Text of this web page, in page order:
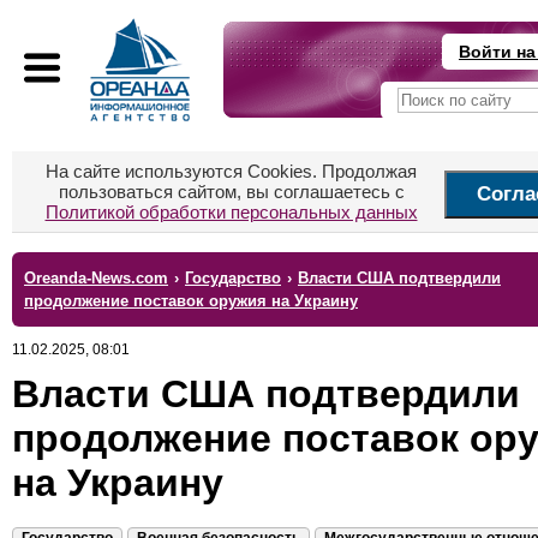
Войти
На сайте используются Cookies. Продолжая
пользоваться сайтом, вы соглашаетесь с
Политикой обработки персональных данных
Oreanda-News.com › Государство › Власти США подтвердили
продолжение поставок оружия на Украину
11.02.2025, 08:01
Власти США подтвердили
продолжение поставок
на Украину